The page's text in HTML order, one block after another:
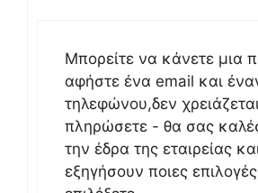
Μπορείτε να κάνετε μια
αφήστε ένα email και
τηλεφώνου,δεν
πληρώσετε - θα σας
την έδρα της εταιρείας
εξηγήσουν ποιες